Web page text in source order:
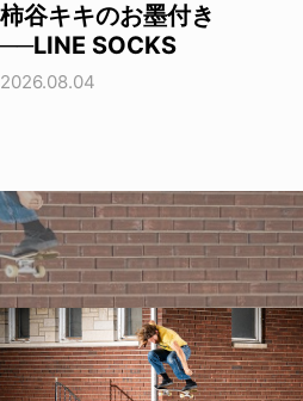
柿谷キキのお墨付き
──LINE SOCKS
2026.08.04